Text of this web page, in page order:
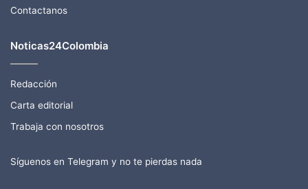
Contactanos
Noticas24Colombia
Redacción
Carta editorial
Trabaja con nosotros
Síguenos en Telegram y no te pierdas nada